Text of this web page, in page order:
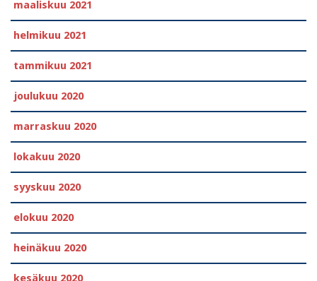
maaliskuu 2021
helmikuu 2021
tammikuu 2021
joulukuu 2020
marraskuu 2020
lokakuu 2020
syyskuu 2020
elokuu 2020
heinäkuu 2020